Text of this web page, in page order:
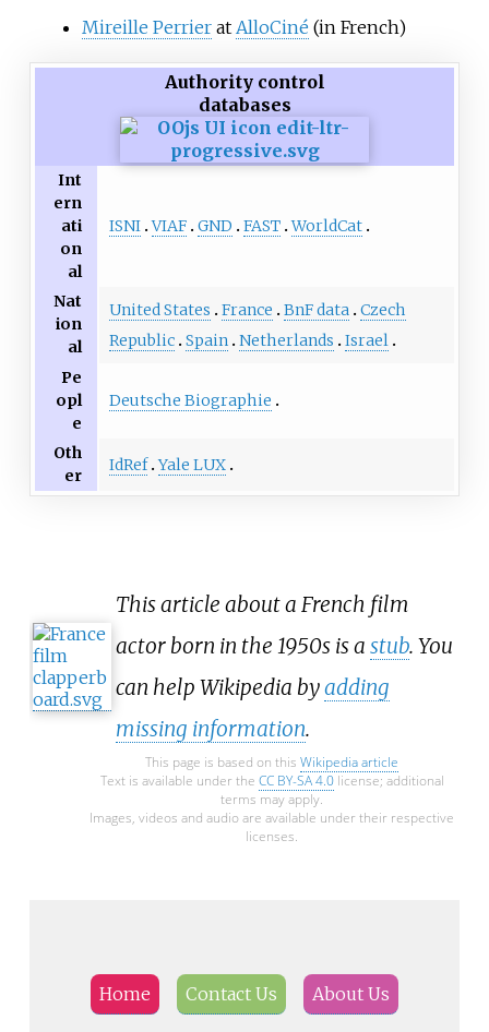
Mireille Perrier at AlloCiné (in French)
Authority control
databases
Int
ern
ati
on
al
ISNI VIAF GND FAST WorldCat
Nat
ion
al
United States France BnF data Czech
Republic Spain Netherlands
Israel
Pe
opl
e
Deutsche Biographie
Oth
er
IdRef Yale LUX
This article about a French film
actor born in the 1950s is a stub. You
can help Wikipedia byadding
missing information.
This page is based on this Wikipedia article
Text is available under the CC BY-SA 4.0license; additional
terms may apply.
Images, videos and audio are available under their respective
licenses.
Home Contact Us About Us